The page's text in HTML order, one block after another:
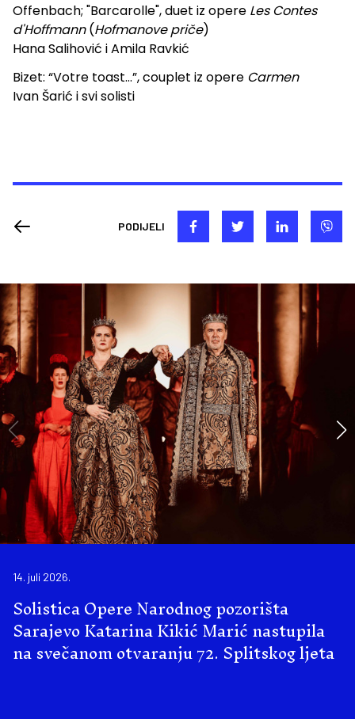
Offenbach; "Barcarolle", duet iz opere Les Contes
d'Hoffmann(Hofmanove priče)
Hana Salihović i Amila Ravkić
Bizet: “Votre toast...”, couplet iz opere Carmen
Ivan Šarić i svi solisti
PODIJELI
14. juli 2026.
Solistica Opere Narodnog pozorišta
Sarajevo Katarina Kikić Marić nastupila
na svečanom otvaranju 72. Splitskog ljeta